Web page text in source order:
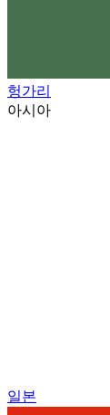
헝가리
아시아
일본